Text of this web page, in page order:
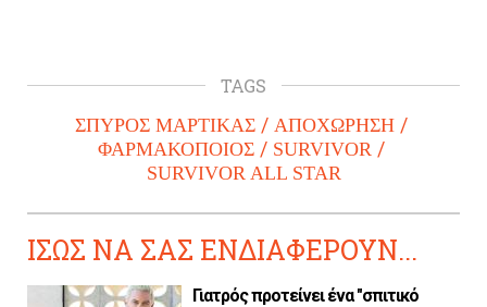
TAGS
ΣΠΥΡΟΣ ΜΑΡΤΙΚΑΣ
ΑΠΟΧΩΡΗΣΗ
ΦΑΡΜΑΚΟΠΟΙΟΣ
SURVIVOR
SURVIVOR ALL STAR
ΙΣΩΣ ΝΑ ΣΑΣ ΕΝΔΙΑΦΕΡΟΥΝ...
Γιατρός προτείνει ένα "σπιτικό